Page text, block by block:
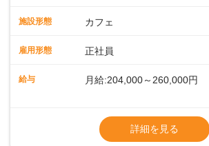
から40代まで幅広い年齢層が活躍しており
るので、スムーズに業務に馴染める環境で
長として活躍を！接客業務になれたら、売
一切無用♪一つひとつをしっかり伝えてい
ないペースで覚えていきましょう！さらに
施設形態 カフェ
雇用形態 正社員
給与 月給:204,000～260,000円
ます・東日本エリア：月給
詳細を見る